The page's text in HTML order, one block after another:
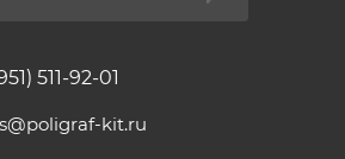
511-92-01
kit.ru